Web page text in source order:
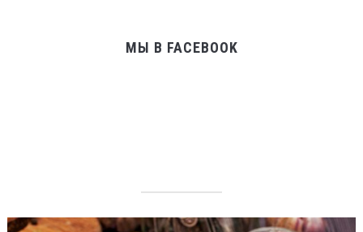
МЫ В FACEBOOK